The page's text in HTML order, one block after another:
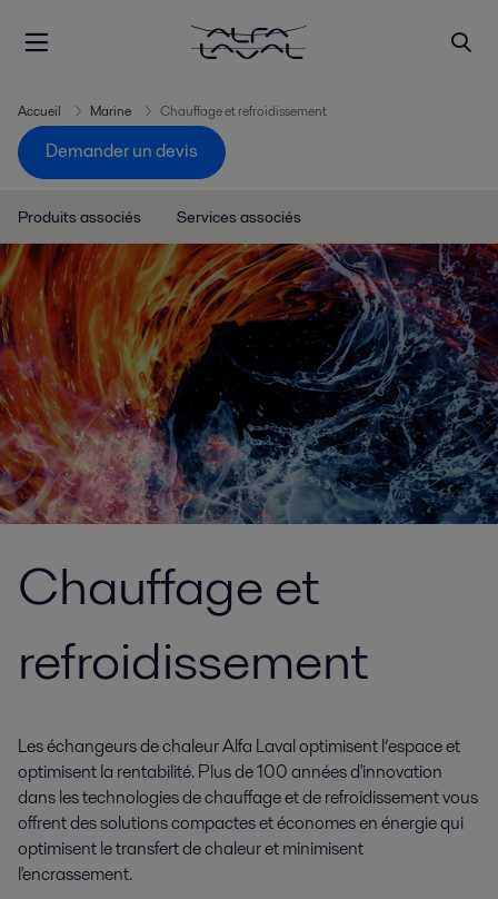
Accueil Marine Chauffage et refroidissement
Demander un devis
Produits associés Services associés
Chauffage et
refroidissement
Les échangeurs de chaleur Alfa Laval optimisent l’espace et
optimisent la rentabilité. Plus de 100 années d'innovation
dans les technologies de chauffage et de refroidissement vous
offrent des solutions compactes et économes en énergie qui
optimisent le transfert de chaleur et minimisent
l'encrassement.